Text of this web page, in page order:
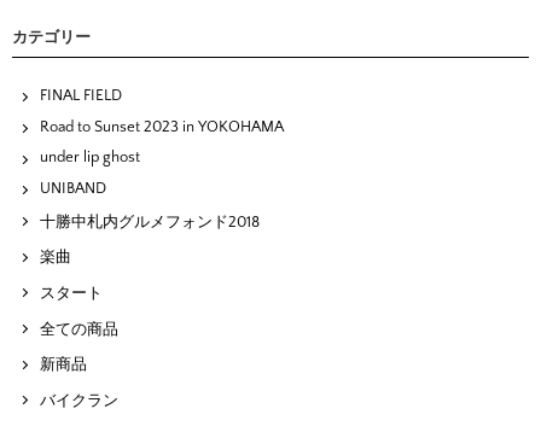
カテゴリー
FINAL FIELD
Road to Sunset 2023 in YOKOHAMA
under lip ghost
UNIBAND
十勝中札内グルメフォンド2018
楽曲
スタート
全ての商品
新商品
バイクラン